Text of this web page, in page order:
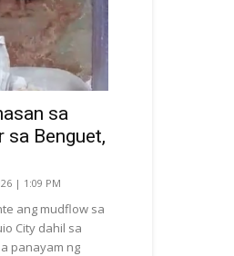
sa
sa Benguet,
| 1:09 PM
ang mudflow sa
City dahil sa
panayam ng